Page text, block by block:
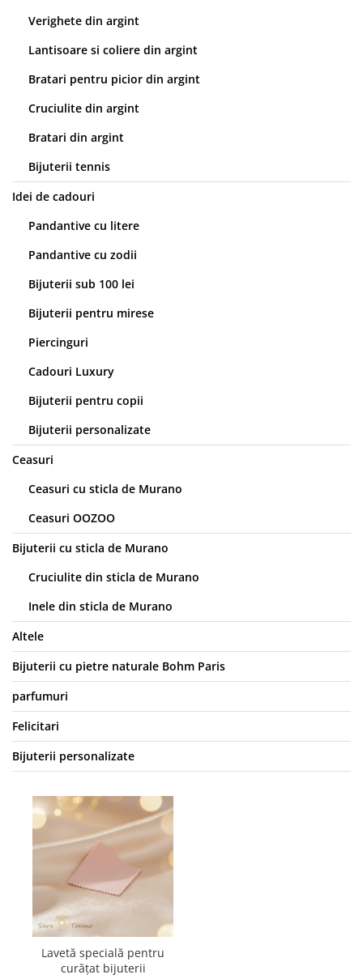
Verighete din argint
Lantisoare si coliere din argint
Bratari pentru picior din argint
Cruciulite din argint
Bratari din argint
Bijuterii tennis
Idei de cadouri
Pandantive cu litere
Pandantive cu zodii
Bijuterii sub 100 lei
Bijuterii pentru mirese
Piercinguri
Cadouri Luxury
Bijuterii pentru copii
Bijuterii personalizate
Ceasuri
Ceasuri cu sticla de Murano
Ceasuri OOZOO
Bijuterii cu sticla de Murano
Cruciulite din sticla de Murano
Inele din sticla de Murano
Altele
Bijuterii cu pietre naturale Bohm Paris
parfumuri
Felicitari
Bijuterii personalizate
Lavetă specială pentru
curățat bijuterii